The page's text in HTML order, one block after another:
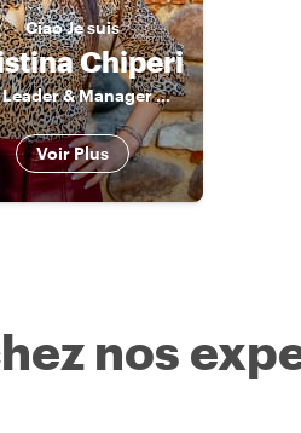
CiaoJe suis
Chiperi
Tour Leader & Manager 《》 Explorer by Heart, Leader by Profession
Voir Plus
nos